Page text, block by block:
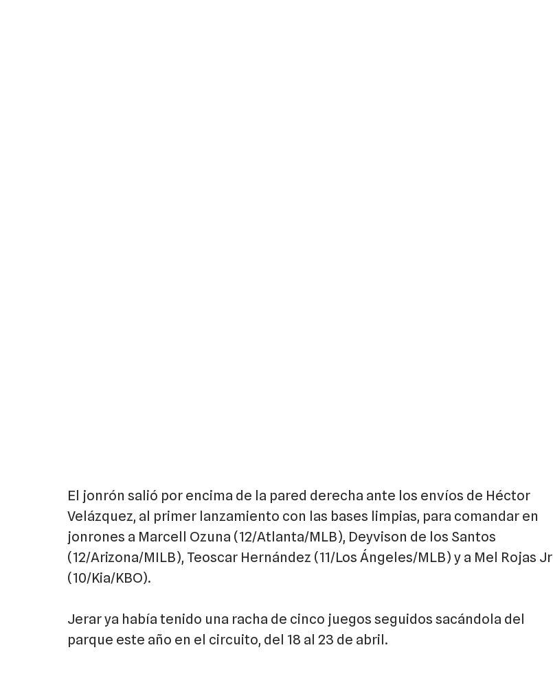
El jonrón salió por encima de la pared derecha ante los envíos de Héctor
Velázquez, al primer lanzamiento con las bases limpias, para comandar en
jonrones a Marcell Ozuna (12/Atlanta/MLB), Deyvison de los Santos
(12/Arizona/MILB), Teoscar Hernández (11/Los Ángeles/MLB) y a Mel Rojas Jr
(10/Kia/KBO).
Jerar ya había tenido una racha de cinco juegos seguidos sacándola del
parque este año en el circuito, del 18 al 23 de abril.